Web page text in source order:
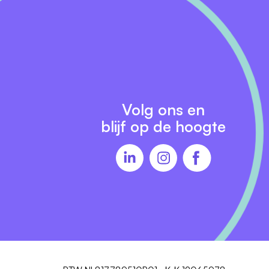
Volg ons en
blijf op de hoogte